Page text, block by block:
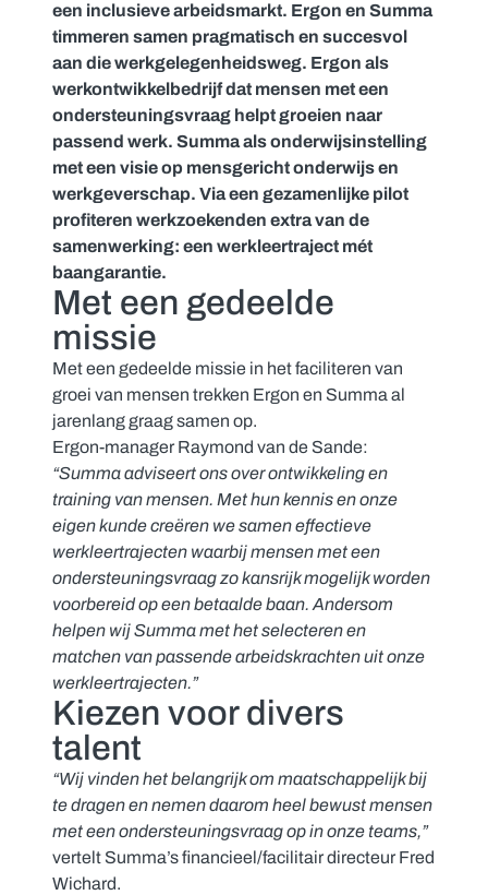
een inclusieve arbeidsmarkt. Ergon en Summa
timmeren samen pragmatisch en succesvol
aan die werkgelegenheidsweg. Ergon als
werkontwikkelbedrijf dat mensen met een
ondersteuningsvraag helpt groeien naar
passend werk. Summa als onderwijsinstelling
met een visie op mensgericht onderwijs en
werkgeverschap. Via een gezamenlijke pilot
profiteren werkzoekenden extra van de
samenwerking: een werkleertraject mét
baangarantie.
Met een gedeelde
missie
Met een gedeelde missie in het faciliteren van
groei van mensen trekken Ergon en Summa al
jarenlang graag samen op.
Ergon-manager Raymond van de Sande:
“Summa adviseert ons over ontwikkeling en
training van mensen. Met hun kennis en onze
eigen kunde creëren we samen effectieve
werkleertrajecten waarbij mensen met een
ondersteuningsvraag zo kansrijk mogelijk worden
voorbereid op een betaalde baan. Andersom
helpen wij Summa met het selecteren en
matchen van passende arbeidskrachten uit onze
werkleertrajecten.”
Kiezen voor divers
talent
“Wij vinden het belangrijk om maatschappelijk bij
te dragen en nemen daarom heel bewust mensen
met een ondersteuningsvraag op in onze teams,”
vertelt Summa’s financieel/facilitair directeur Fred
Wichard.